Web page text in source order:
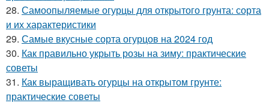
28. Самоопыляемые огурцы для открытого грунта: сорта
и их характеристики
29. Самые вкусные сорта огурцов на 2024 год
30. Как правильно укрыть розы на зиму: практические
советы
31. Как выращивать огурцы на открытом грунте:
практические советы